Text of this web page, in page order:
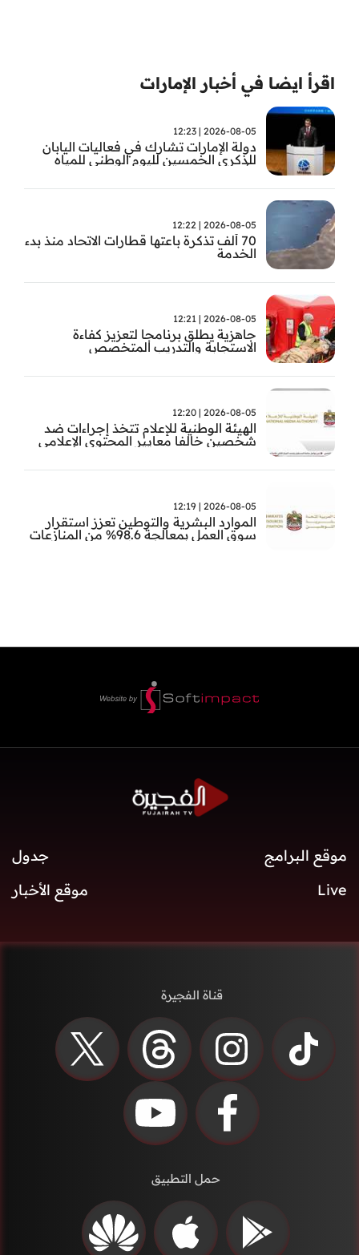
اقرأ ايضا في أخبار الإمارات
2026-08-05 | 12:23
دولة الإمارات تشارك في فعاليات اليابان
للذكرى الخمسين لليوم الوطني للمياه
2026-08-05 | 12:22
70 ألف تذكرة باعتها قطارات الاتحاد منذ بدء
الخدمة
2026-08-05 | 12:21
جاهزية يطلق برنامجا لتعزيز كفاءة
الاستجابة والتدريب المتخصص
2026-08-05 | 12:20
الهيئة الوطنية للإعلام تتخذ إجراءات ضد
شخصين خالفا معايير المحتوى الإعلامي
2026-08-05 | 12:19
الموارد البشرية والتوطين تعزز استقرار
سوق العمل بمعالجة 98.6% من المنازعات
موقع البرامج
جدول
Live
موقع الأخبار
قناة الفجيرة
حمل التطبيق